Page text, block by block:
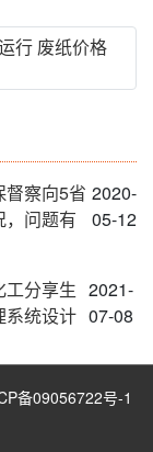
行 废纸价格
督察向5省
，问题有
2020-
05-12
工分享生
系统设计
2021-
07-08
备09056722号-1